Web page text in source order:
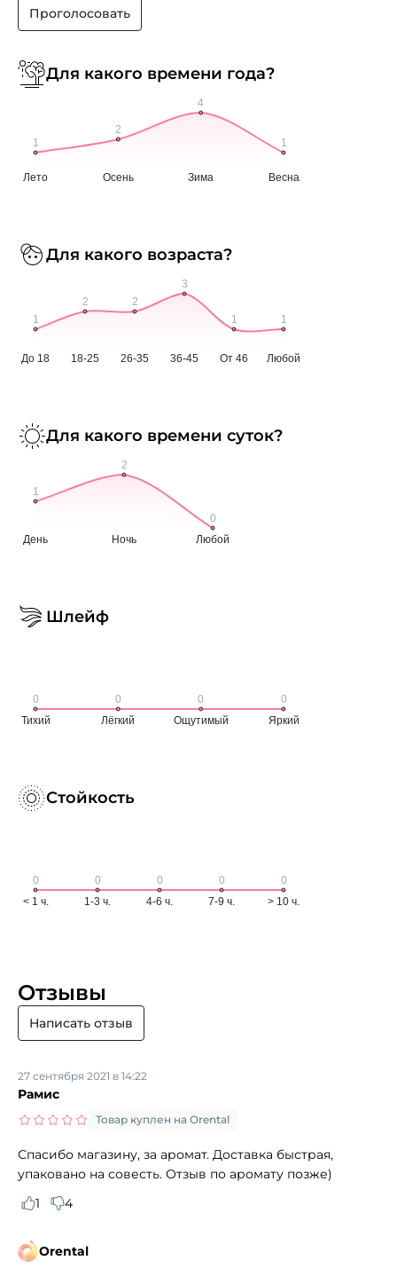
Проголосовать
Для какого времени года?
Для какого возраста?
Для какого времени суток?
Шлейф
Стойкость
Отзывы
Написать отзыв
Рамис
27 сентября 2021 в 14:22
Товар куплен на Orental
Спасибо магазину, за аромат. Доставка быстрая,
упаковано на совесть. Отзыв по аромату позже)
1
4
Orental